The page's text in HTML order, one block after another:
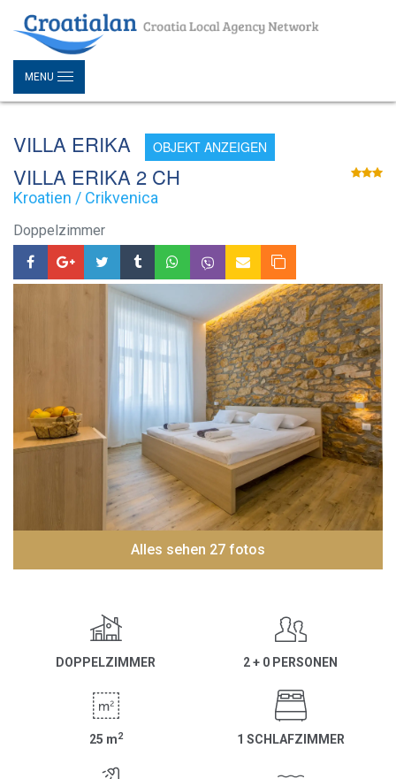
MENU
VILLA ERIKA OBJEKT ANZEIGEN
VILLA ERIKA 2 CH
Kroatien / Crikvenica
Doppelzimmer
Alles sehen 27 fotos
DOPPELZIMMER 2 + 0 PERSONEN
25 m2 1 SCHLAFZIMMER